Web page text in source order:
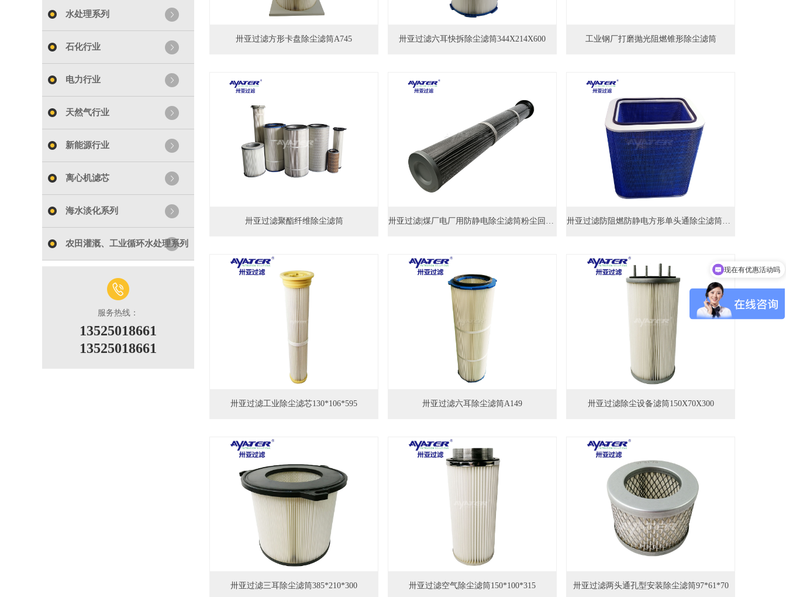
水处理系列
石化行业
电力行业
天然气行业
新能源行业
离心机滤芯
海水淡化系列
农田灌溉、工业循环水处理系列
服务热线：
13525018661
13525018661
卅亚过滤方形卡盘除尘滤筒A745 卅亚过滤六耳快拆除尘滤筒344X214X600 工业钢厂打磨抛光阻燃锥形除尘滤筒
卅亚过滤聚酯纤维除尘滤筒 卅亚过滤|煤厂电厂用防静电除尘滤筒粉尘回收滤芯 卅亚过滤防阻燃防静电方形单头通除尘滤筒A752
卅亚过滤工业除尘滤芯130*106*595 卅亚过滤六耳除尘滤筒A149 卅亚过滤除尘设备滤筒150X70X300
卅亚过滤三耳除尘滤筒385*210*300 卅亚过滤空气除尘滤筒150*100*315 卅亚过滤两头通孔型安装除尘滤筒97*61*70
可以介绍下你们的产品么